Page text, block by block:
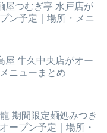
屋つむぎ亭 水戸店が
ン予定｜場所・メニ
屋 牛久中央店がオー
ニューまとめ
期間限定麺処みつき
ープン予定｜場所・